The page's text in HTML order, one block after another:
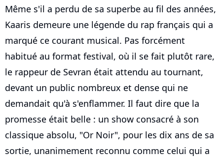
Même s'il a perdu de sa superbe au fil des années,
Kaaris demeure une légende du rap français qui a
marqué ce courant musical. Pas forcément
habitué au format festival, où il se fait plutôt rare,
le rappeur de Sevran était attendu au tournant,
devant un public nombreux et dense qui ne
demandait qu'à s'enflammer. Il faut dire que la
promesse était belle : un show consacré à son
classique absolu, "Or Noir", pour les dix ans de sa
sortie, unanimement reconnu comme celui qui a